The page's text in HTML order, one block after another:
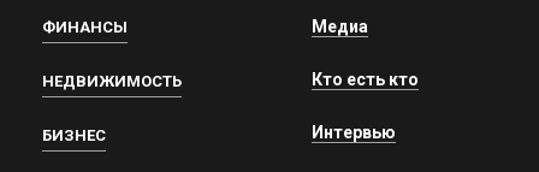
ФИНАНСЫ
НЕДВИЖИМОСТЬ
БИЗНЕС
Медиа
Кто есть кто
Интервью